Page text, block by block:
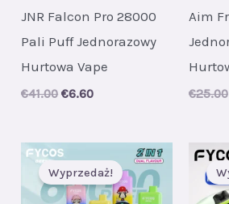
JNR Falcon Pro 28000
Pali Puff Jednorazowy
Hurtowa Vape
€41.00 Original
€6.60Current
Aim
€25.00
Wyprzedaż!